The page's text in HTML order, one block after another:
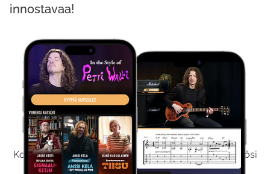
Kokeile Ilmaiseksi
Kokeilemalla ilmaiseksi saat koko sisältömme käyttöösi
viikon ajaksi.
innostavaa!